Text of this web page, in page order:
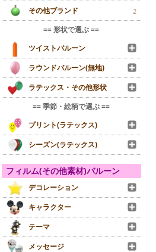
その他ブランド
2
== 形状で選ぶ ==
ツイストバルーン
ラウンドバルーン(無地)
ラテックス・その他形状
== 季節・絵柄で選ぶ ==
プリント(ラテックス)
シーズン(ラテックス)
フィルム(その他素材)バルーン
デコレーション
キャラクター
テーマ
メッセージ